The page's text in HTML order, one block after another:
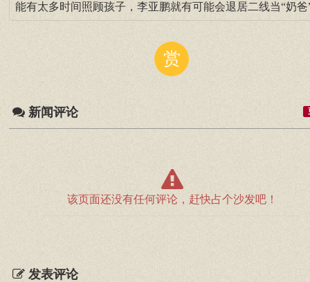
能有太多时间照顾孩子，李亚鹏就有可能会退居二线当“奶爸
赏
新闻评论
该页面还没有任何评论，赶快占个沙发吧！
发表评论